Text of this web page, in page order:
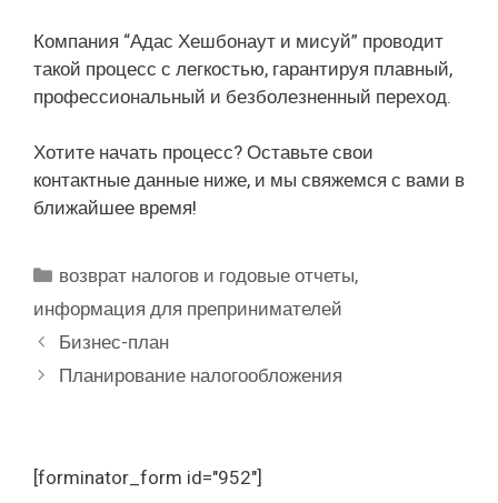
Компания “Адас Хешбонаут и мисуй” проводит
такой процесс с легкостью, гарантируя плавный,
профессиональный и безболезненный переход.
Хотите начать процесс? Оставьте свои
контактные данные ниже, и мы свяжемся с вами в
ближайшее время!
Рубрики
возврат налогов и годовые отчеты,
информация для препринимателей
Бизнес-план
Планирование налогообложения
[forminator_form id="952"]